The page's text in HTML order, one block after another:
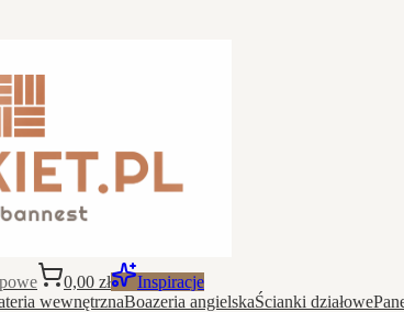
0,00 zł
Inspiracje
wewnętrznaBoazeria angielskaŚcianki działowe